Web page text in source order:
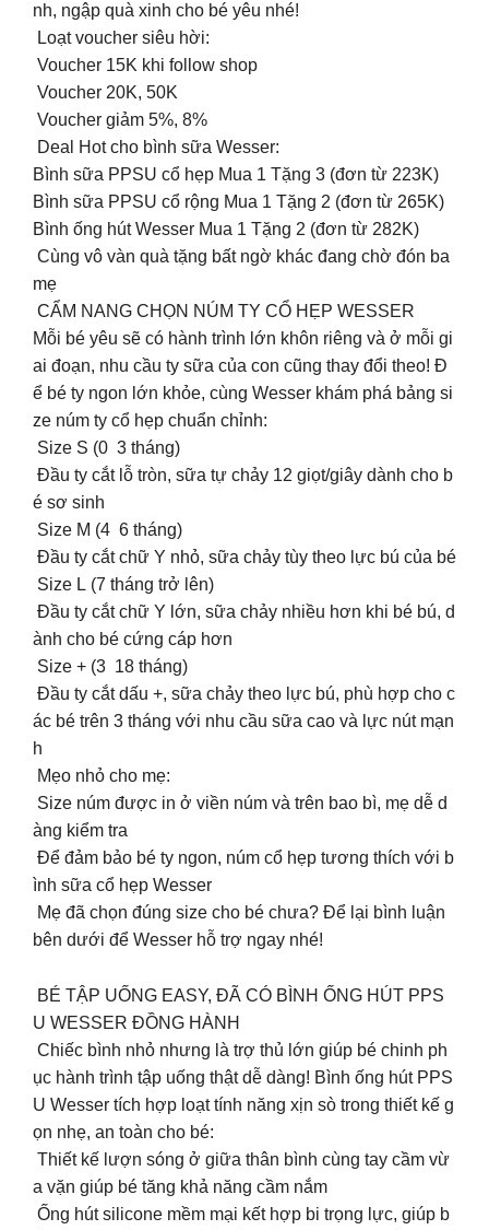
nh, ngập quà xinh cho bé yêu nhé!
Loạt voucher siêu hời:
Voucher 15K khi follow shop
Voucher 20K, 50K
Voucher giảm 5%, 8%
Deal Hot cho bình sữa Wesser:
Bình sữa PPSU cổ hẹp Mua 1 Tặng 3 (đơn từ 223K)
Bình sữa PPSU cổ rộng Mua 1 Tặng 2 (đơn từ 265K)
Bình ống hút Wesser Mua 1 Tặng 2 (đơn từ 282K)
Cùng vô vàn quà tặng bất ngờ khác đang chờ đón ba
mẹ
CẨM NANG CHỌN NÚM TY CỔ HẸP WESSER
Mỗi bé yêu sẽ có hành trình lớn khôn riêng và ở mỗi gi
ai đoạn, nhu cầu ty sữa của con cũng thay đổi theo! Đ
ể bé ty ngon lớn khỏe, cùng Wesser khám phá bảng si
ze núm ty cổ hẹp chuẩn chỉnh:
Size S (0 3 tháng)
Đầu ty cắt lỗ tròn, sữa tự chảy 12 giọt/giây dành cho b
é sơ sinh
Size M (4 6 tháng)
Đầu ty cắt chữ Y nhỏ, sữa chảy tùy theo lực bú của bé
Size L (7 tháng trở lên)
Đầu ty cắt chữ Y lớn, sữa chảy nhiều hơn khi bé bú, d
ành cho bé cứng cáp hơn
Size + (3 18 tháng)
Đầu ty cắt dấu +, sữa chảy theo lực bú, phù hợp cho c
ác bé trên 3 tháng với nhu cầu sữa cao và lực nút mạn
h
Mẹo nhỏ cho mẹ:
Size núm được in ở viền núm và trên bao bì, mẹ dễ d
àng kiểm tra
Để đảm bảo bé ty ngon, núm cổ hẹp tương thích với b
ình sữa cổ hẹp Wesser
Mẹ đã chọn đúng size cho bé chưa? Để lại bình luận
bên dưới để Wesser hỗ trợ ngay nhé!
BÉ TẬP UỐNG EASY, ĐÃ CÓ BÌNH ỐNG HÚT PPS
U WESSER ĐỒNG HÀNH
Chiếc bình nhỏ nhưng là trợ thủ lớn giúp bé chinh ph
ục hành trình tập uống thật dễ dàng! Bình ống hút PPS
U Wesser tích hợp loạt tính năng xịn sò trong thiết kế g
ọn nhẹ, an toàn cho bé:
Thiết kế lượn sóng ở giữa thân bình cùng tay cầm vừ
a vặn giúp bé tăng khả năng cầm nắm
Ống hút silicone mềm mại kết hợp bi trọng lực, giúp b